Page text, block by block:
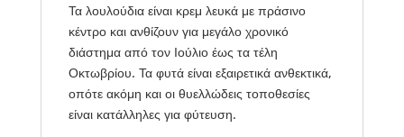
Τα λουλούδια είναι κρεμ λευκά με πράσινο
κέντρο και ανθίζουν για μεγάλο χρονικό
διάστημα από τον Ιούλιο έως τα τέλη
Οκτωβρίου. Τα φυτά είναι εξαιρετικά ανθεκτικά,
οπότε ακόμη και οι θυελλώδεις τοποθεσίες
είναι κατάλληλες για φύτευση.